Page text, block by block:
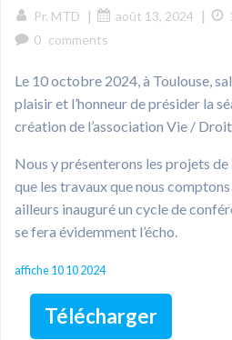
Pr. MTD | août 13, 2024 |
0 comments
Le 10 octobre 2024, à Toulouse,
plaisir et l’honneur de présider la
création de l’association Vie /
Nous y présenterons les projets
que les travaux que nous
ailleurs inauguré un cycle de
se fera évidemment l’écho.
affiche 10 10 2024
Télécharger